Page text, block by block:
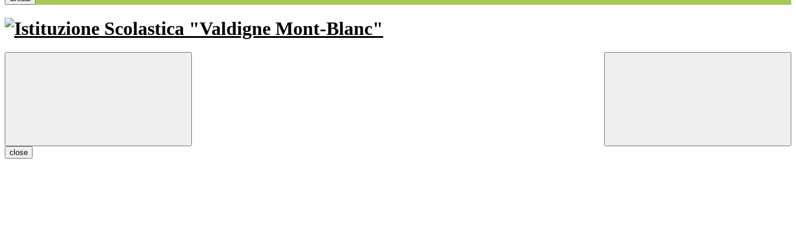
close